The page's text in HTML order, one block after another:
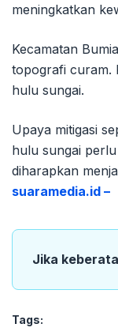
meningkatkan
Kecamatan
topografi curam.
hulu sungai.
Upaya mitigasi
hulu sungai
diharapkan
suaramedia.id –
Jika
Tags: